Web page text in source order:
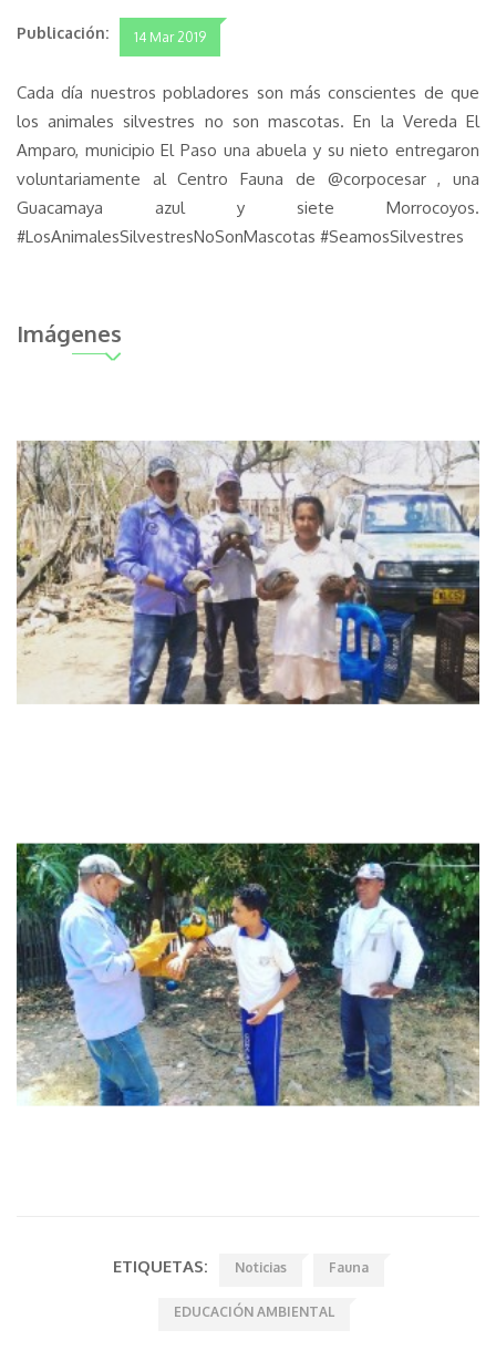
Publicación: 14 Mar 2019
Cada día nuestros pobladores son más conscientes de que
los animales silvestres no son mascotas. En la Vereda El
Amparo, municipio El Paso una abuela y su nieto entregaron
voluntariamente al Centro Fauna de @corpocesar , una
Guacamaya azul y siete Morrocoyos.
#LosAnimalesSilvestresNoSonMascotas #SeamosSilvestres
Imágenes
ETIQUETAS: Noticias Fauna
EDUCACIÓN AMBIENTAL